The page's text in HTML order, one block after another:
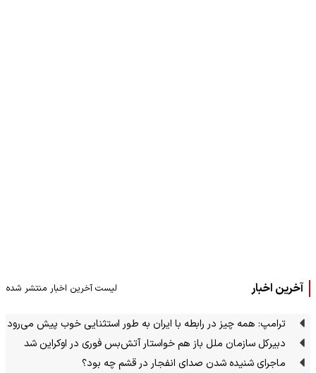
آخرین اخبار لیست آخرین اخبار منتشر شده
ترامپ: همه چیز در رابطه با ایران به طور استثنایی خوب پیش می‌رود
دبیرکل سازمان ملل باز هم خواستار آتش‌بس فوری در اوکراین شد
ماجرای شنیده شدن صدای انفجار در قشم چه بود؟